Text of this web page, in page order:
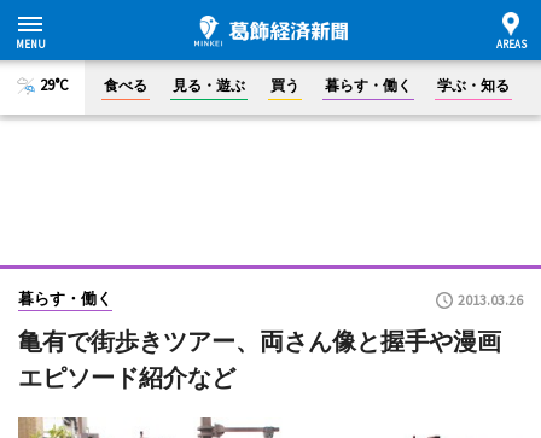
29°C 食べる 見る・遊ぶ 買う 暮らす・働く 学ぶ・知る
暮らす・働く 2013.03.26
亀有で街歩きツアー、両さん像と握手や漫画
エピソード紹介など